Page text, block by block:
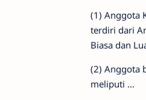
(1) Anggota
terdiri dari
Biasa dan
(2) Anggota
meliputi ...